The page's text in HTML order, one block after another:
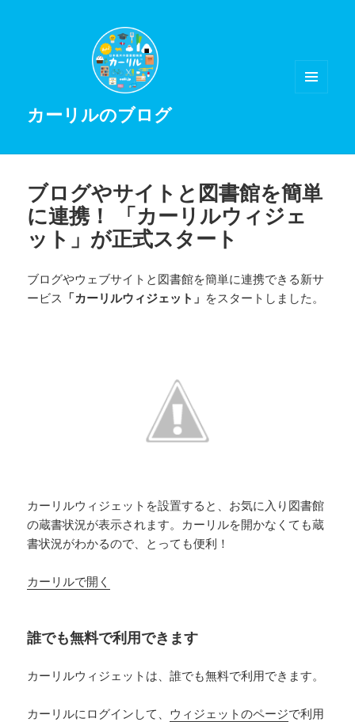
カーリルのブログ
ブログやサイトと図書館を簡単
に連携！ 「カーリルウィジェ
ット」が正式スタート
ブログやウェブサイトと図書館を簡単に連携できる新サ
ービス 「カーリルウィジェット」 をスタートしました。
カーリルウィジェットを設置すると、お気に入り図書館
の蔵書状況が表示されます。カーリルを開かなくても蔵
書状況がわかるので、とっても便利！
カーリルで開く
誰でも無料で利用できます
カーリルウィジェットは、誰でも無料で利用できます。
カーリルにログインして、 ウィジェットのページで利用